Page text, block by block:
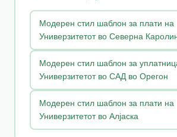
Модерен стил шаблон за плати на
Универзитетот во Северна
Модерен стил шаблон за
Универзитетот во САД во Орегон
Модерен стил шаблон за плати на
Универзитетот во Алјаска